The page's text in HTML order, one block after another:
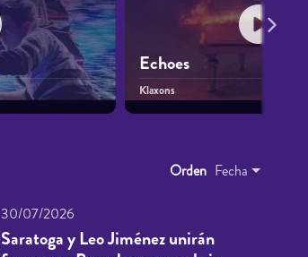
Echoes
Klaxons
Orden Fecha
30/07/2026
Saratoga y Leo Jiménez unirán